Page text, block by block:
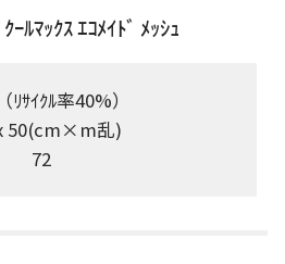
ｰﾙﾏｯｸｽ ｴｺﾒｲﾄﾞ ﾒｯｼｭ
ﾘｻｲｸﾙ率40%）
50(cm×m乱)
72